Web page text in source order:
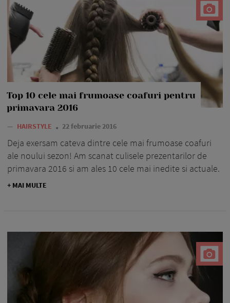
Top 10 cele mai frumoase coafuri pentru
primavara 2016
— HAIRSTYLE 22 februarie 2016
Deja exersam cateva dintre cele mai frumoase coafuri
ale noului sezon! Am scanat culisele prezentarilor de
primavara 2016 si am ales 10 cele mai inedite si actuale.
+ MAI MULTE